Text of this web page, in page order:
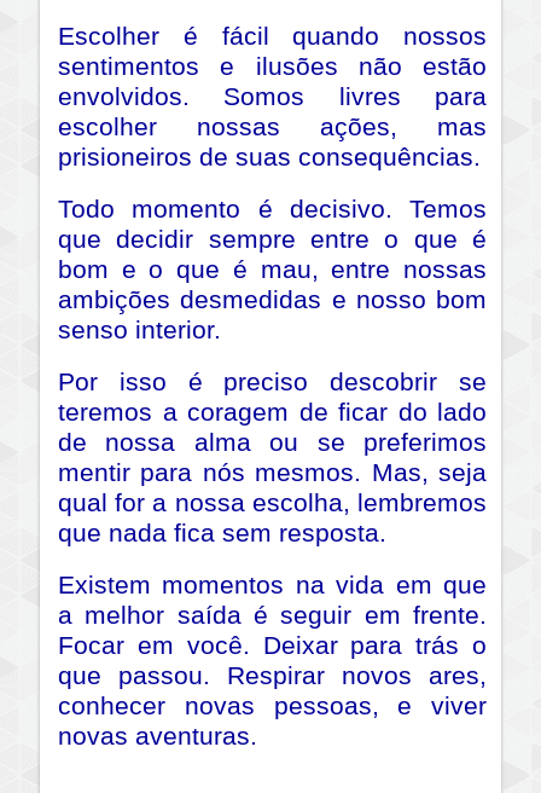
Escolher é fácil quando nossos
sentimentos e ilusões não estão
envolvidos. Somos livres para
escolher nossas ações, mas
prisioneiros de suas consequências.
Todo momento é decisivo. Temos
que decidir sempre entre o que é
bom e o que é mau, entre nossas
ambições desmedidas e nosso bom
senso interior.
Por isso é preciso descobrir se
teremos a coragem de ficar do lado
de nossa alma ou se preferimos
mentir para nós mesmos. Mas, seja
qual for a nossa escolha, lembremos
que nada fica sem resposta.
Existem momentos na vida em que
a melhor saída é seguir em frente.
Focar em você. Deixar para trás o
que passou. Respirar novos ares,
conhecer novas pessoas, e viver
novas aventuras.